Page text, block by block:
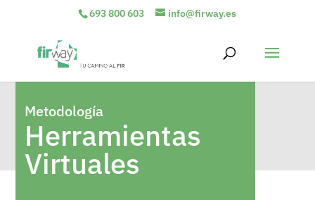
693 800 603 info@firway.es
Metodología
Herramientas
Virtuales